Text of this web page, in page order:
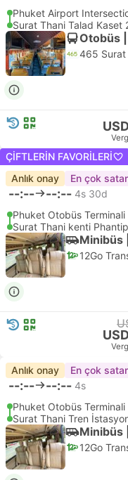
Phuket Airport
Surat Thani Talad Kaset
Otobüs
465 Surat
ÇIFTLERIN FAVORILERI
Anlık onay
En çok
--:-- --:-- 4s 30d
Phuket Otobüs Terminali
Surat Thani kenti
Minibüs
12Go
Anlık onay En çok
--:-- --:-- 4s
Phuket Otobüs Terminali
Surat Thani Tren
Minibüs
12Go